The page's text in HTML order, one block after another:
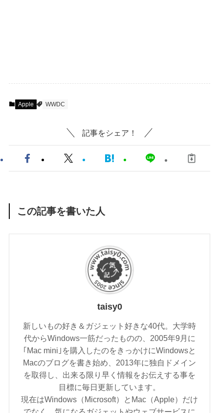
Apple WWDC
記事をシェア！
この記事を書いた人
taisy0
新しいもの好き＆ガジェット好きな40代。大学時
代からWindows一筋だったものの、2005年9月に
｢Mac mini｣を購入したのをきっかけにWindowsと
Macのブログを書き始め、2013年に独自ドメイン
を取得し、出来る限り早く情報をお伝えする事を
目標に毎日更新しています。
現在はWindows（Microsoft）とMac（Apple）だけ